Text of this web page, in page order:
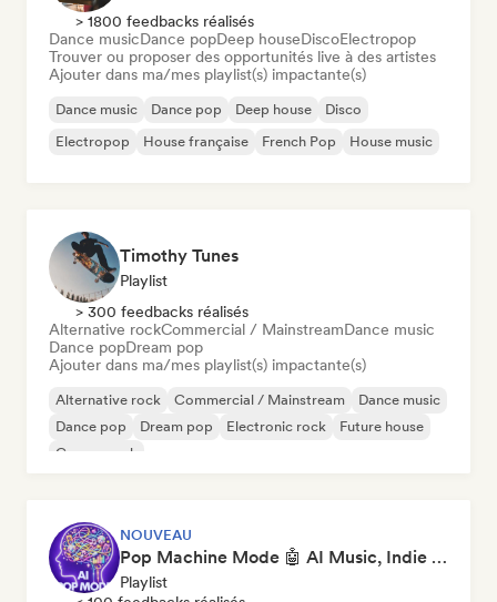
> 1800 feedbacks réalisés
Dance musicDance popDeep houseDiscoElectropop
Trouver ou proposer des opportunités live à des artistes
Ajouter dans ma/mes playlist(s) impactante(s)
Dance music Dance pop Deep house
Disco
Electropop
House française French Pop House music
Timothy Tunes
Playlist
> 300 feedbacks réalisés
Alternative rockCommercial / MainstreamDance music
Dance popDream pop
Ajouter dans ma/mes playlist(s) impactante(s)
Alternative rock Commercial / Mainstream
Dance music
Dance pop
Dream pop Electronic rock
Future house
Garage rock
NOUVEAU
Pop Machine Mode 🤖 AI Music, Indie Pop & Dream Pop
Playlist